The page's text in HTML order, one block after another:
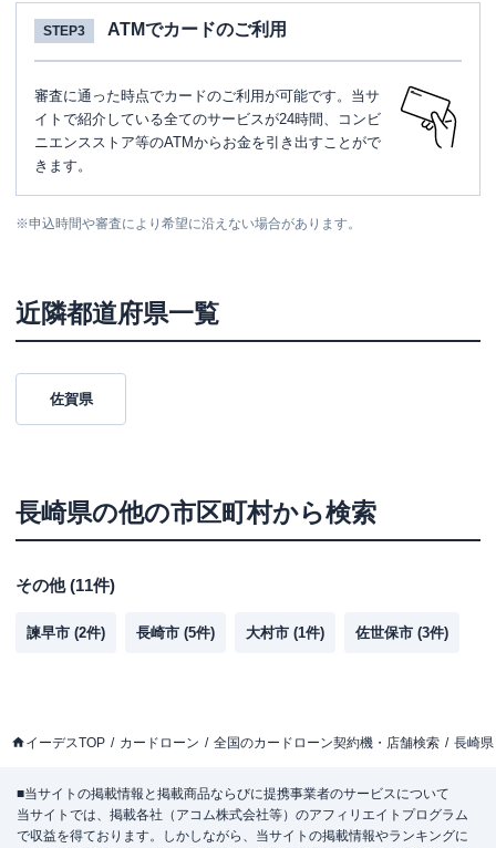
STEP3 ATMでカードのご利用
審査に通った時点でカードのご利用が可能です。当サ
イトで紹介している全てのサービスが24時間、コンビ
ニエンスストア等のATMからお金を引き出すことがで
きます。
※申込時間や審査により希望に沿えない場合があります。
近隣都道府県一覧
佐賀県
長崎県の他の市区町村から検索
その他(11件)
諫早市 (2件) 長崎市 (5件) 大村市 (1件) 佐世保市 (3件)
イーデスTOP カードローン 全国のカードローン契約機・店舗検索 長崎県
■当サイトの掲載情報と掲載商品ならびに提携事業者のサービスについて
当サイトでは、掲載各社（アコム株式会社等）のアフィリエイトプログラム
で収益を得ております。しかしながら、当サイトの掲載情報やランキングに